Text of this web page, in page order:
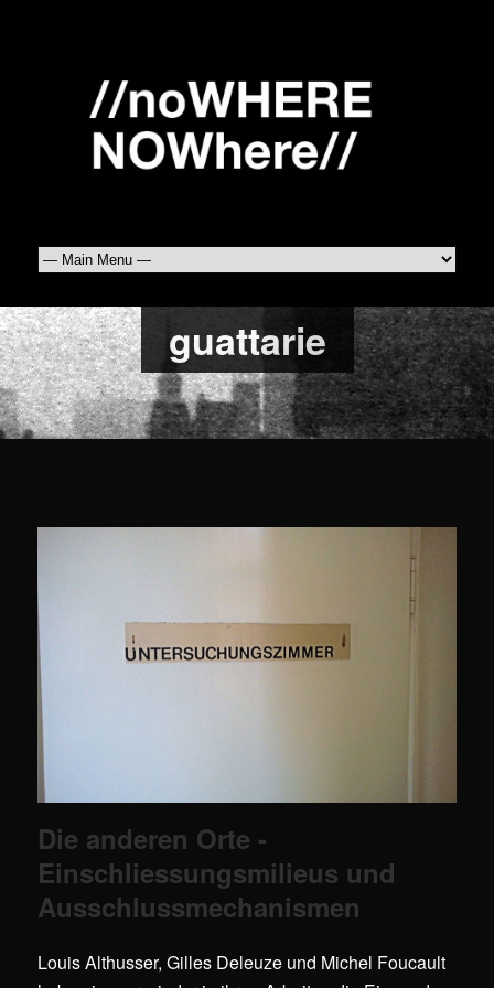
guattarie
Die anderen Orte -
Einschliessungsmilieus und
Ausschlussmechanismen
Louis Althusser, Gilles Deleuze und Michel Foucault